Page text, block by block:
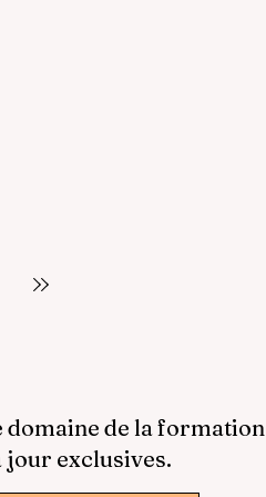
domaine de la formation
jour exclusives.